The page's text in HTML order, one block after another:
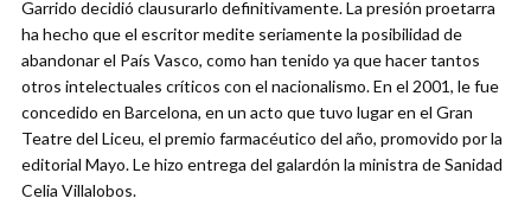
Garrido decidió clausurarlo definitivamente. La presión proetarra
ha hecho que el escritor medite seriamente la posibilidad de
abandonar el País Vasco, como han tenido ya que hacer tantos
otros intelectuales críticos con el nacionalismo. En el 2001, le fue
concedido en Barcelona, en un acto que tuvo lugar en el Gran
Teatre del Liceu, el premio farmacéutico del año, promovido por la
editorial Mayo. Le hizo entrega del galardón la ministra de Sanidad
Celia Villalobos.